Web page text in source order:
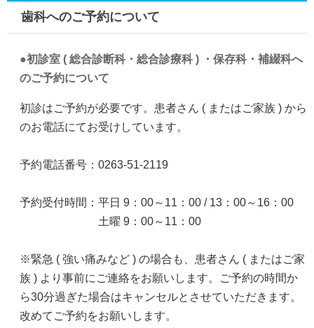
歯科へのご予約について
初診室 ( 総合診断科・総合診療科 ) ・保存科・補綴科へ
のご予約について
初診はご予約が必要です。患者さん ( またはご家族 ) から
のお電話にてお受けしています。
予約電話番号：0263-51-2119
予約受付時間：平日 9：00～11：00 / 13：00～16：00
土曜 9：00～11：00
※緊急 ( 強い痛みなど ) の場合も、患者さん ( またはご家
族 ) より事前にご連絡をお願いします。ご予約の時間か
ら30分過ぎた場合はキャンセルとさせていただきます。
改めてご予約をお願いします。